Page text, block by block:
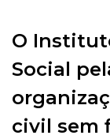
O
Social
civil sem